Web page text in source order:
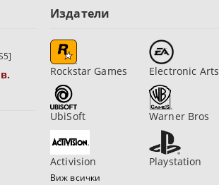
Издатели
Rockstar Games Electronic Arts
UbiSoft Warner Bros
Activision Playstation
Виж всички